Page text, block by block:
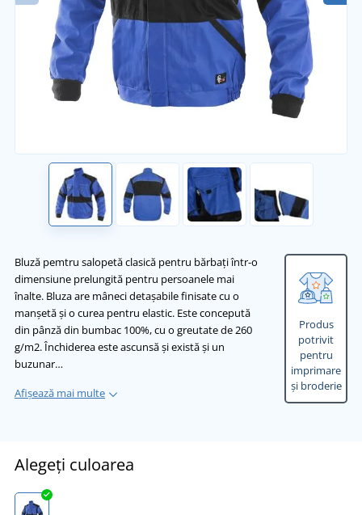
Bluză pemtru salopetă clasică pentru bărbați într-o
dimensiune prelungită pentru persoanele mai
înalte. Bluza are mâneci detașabile finisate cu o
manșetă și o curea pentru elastic. Este concepută
din pânză din bumbac 100%, cu o greutate de 260
g/m2. Închiderea este ascunsă și există și un
buzunar…
Afișează mai multe
Produs
potrivit
pentru
imprimare
și broderie
Alegeți culoarea